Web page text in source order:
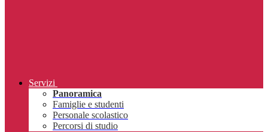
Servizi
Panoramica
Famiglie e studenti
Personale scolastico
Percorsi di studio